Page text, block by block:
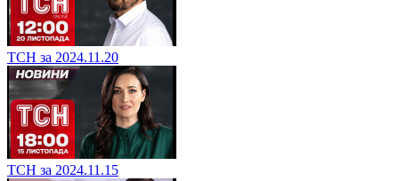
ТСН за 2024.11.20
ТСН за 2024.11.15